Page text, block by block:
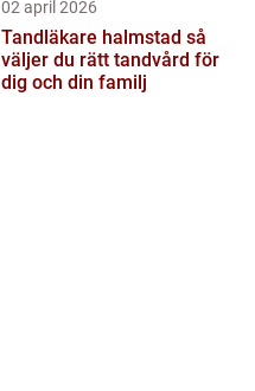
02 april 2026
Tandläkare halmstad så
väljer du rätt tandvård för
dig och din familj